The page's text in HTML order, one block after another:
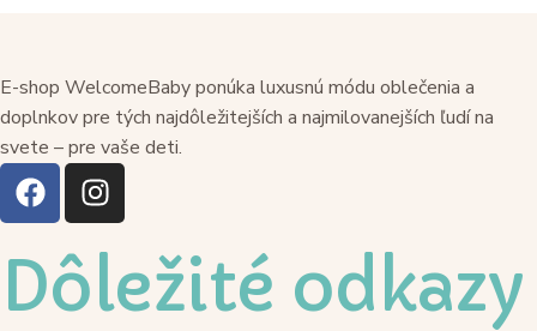
E-shop WelcomeBaby ponúka luxusnú módu oblečenia a
doplnkov pre tých najdôležitejších a najmilovanejších ľudí na
svete – pre vaše deti.
Dôležité odkazy